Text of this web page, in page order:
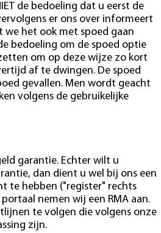
de bedoeling dat u eerst de
er ons over informeert
het ook met spoed gaan
bedoeling om de spoed optie
om op deze wijze zo kort
af te dwingen. De spoed
gevallen. Men wordt geacht
volgens de gebruikelijke
garantie. Echter wilt u
dan dient u wel bij ons een
te hebben ("register" rechts
nemen wij een RMA aan.
te volgen die volgens onze
zijn.